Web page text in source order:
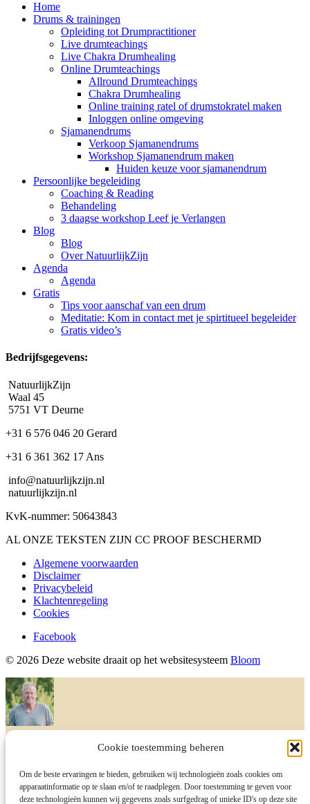
Cookie toestemming beheren
Om de beste ervaringen te bieden, gebruiken wij technologieën zoals cookies om
apparaatinformatie op te slaan en/of te raadplegen. Door toestemming te geven voor
deze technologieën kunnen wij gegevens zoals surfgedrag of unieke ID's op deze site
Home
Drums & trainingen
Opleiding tot Drumpractitioner
Live drumteachings
Live Chakra Drumhealing
Online Drumteachings
Allround Drumteachings
Chakra Drumhealing
Online training ratel of drumstokratel maken
Inloggen online omgeving
Sjamanendrums
Verkoop Sjamanendrums
Workshop Sjamanendrum maken
Huiden keuze voor sjamanendrum
Persoonlijke begeleiding
Coaching & Reading
Behandeling
3 daagse workshop Leef je Verlangen
Blog
Blog
Over NatuurlijkZijn
Agenda
Agenda
Gratis
Tips voor aanschaf van een drum
Meditatie: Kom in contact met je spirtitueel begeleider
Gratis video’s
Bedrijfsgegevens:
NatuurlijkZijn
Waal 45
5751 VT Deurne
+31 6 576 046 20 Gerard
+31 6 361 362 17 Ans
info@natuurlijkzijn.nl
natuurlijkzijn.nl
KvK-nummer: 50643843
AL ONZE TEKSTEN ZIJN CC PROOF BESCHERMD
Algemene voorwaarden
Disclaimer
Privacybeleid
Klachtenregeling
Cookies
Facebook
© 2026 Deze website draait op het websitesysteem Bloom
Gerard Portheine
Ik reageer zodra ik kan
I will be back soon